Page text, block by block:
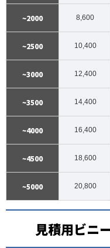
~2000 8,600
~2500 10,400
~3000 12,400
~3500 14,400
~4000 16,400
~4500 18,600
~5000 20,800
見積用ビニ